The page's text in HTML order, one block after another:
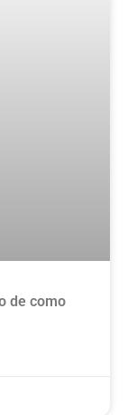
de como